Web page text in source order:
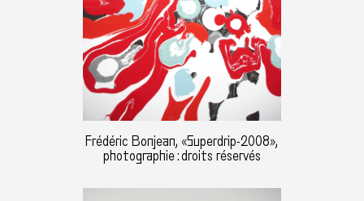
Frédéric Bonjean, «Superdrip-2008»,
photographie : droits réservés